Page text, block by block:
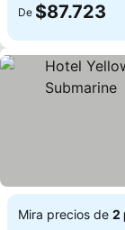
De $87.723
Mira precios de 2